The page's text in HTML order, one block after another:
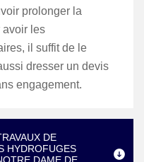
prolonger la
avoir les
il suffit de le
dresser un devis
engagement.
DE
HYDROFUGES